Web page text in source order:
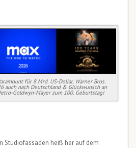
für 8 Mrd. US-Dollar, Warner Bros.
auch nach Deutschland & Glückwunsch an
Goldwyn-Mayer zum 100. Geburtstag!
Studiofassaden heiß her auf dem